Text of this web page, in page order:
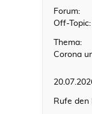
Forum:
Off-
Thema:
Corona
Rufe